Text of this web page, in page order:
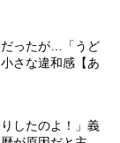
だったが…「うど
さな違和感【あ
したのよ！」義